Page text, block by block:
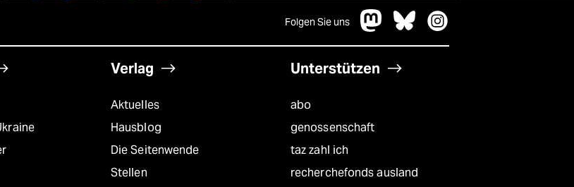
Folgen Sie uns
Verlag
Aktuelles
Hausblog
Die Seitenwende
Stellen
Unterstützen
abo
genossenschaft
taz zahl ich
recherchefonds ausland